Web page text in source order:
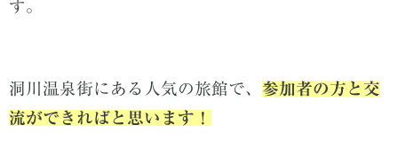
す。
洞川温泉街にある人気の旅館で、 参加者の方と交
流ができればと思います！